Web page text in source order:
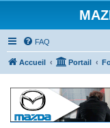
FAQ
Accueil Portail